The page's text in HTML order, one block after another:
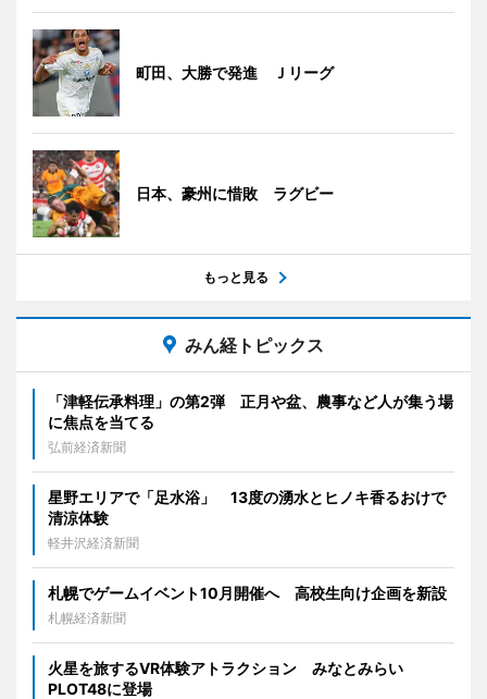
町田、大勝で発進 Ｊリーグ
日本、豪州に惜敗 ラグビー
もっと見る
みん経トピックス
「津軽伝承料理」の第2弾 正月や盆、農事など人が集う場
に焦点を当てる
弘前経済新聞
星野エリアで「足水浴」 13度の湧水とヒノキ香るおけで
清涼体験
軽井沢経済新聞
札幌でゲームイベント10月開催へ 高校生向け企画を新設
札幌経済新聞
火星を旅するVR体験アトラクション みなとみらい
PLOT48に登場